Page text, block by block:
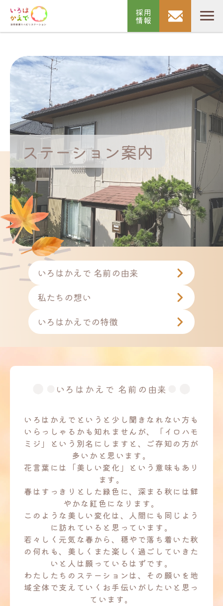
採用
情報
ステーション案内
いろはかえで 名前の由来
私たちの想い
いろはかえでの特徴
いろはかえで 名前の由来
いろはかえでというと少し聞きなれない方も
いらっしゃるかも知れませんが、
「イロハモ
ミジ」という別名にしますと、ご存知の方が
多いかと思います。
花言葉には「美しい変化」という意味もあり
ます。
春はすっきりとした緑色に、深まる秋には鮮
やかな紅色になります。
このような美しい変化は、人間にも同じよう
に訪れていると思っています。
若々しく元気な春から、穏やで落ち着いた秋
の何れも、 美しくまた楽しく過ごしていきた
いと人は願っているはずです。
わたしたちのステーションは、その願いを地
域全体で支えていくお手伝いがしたいと思っ
ています。